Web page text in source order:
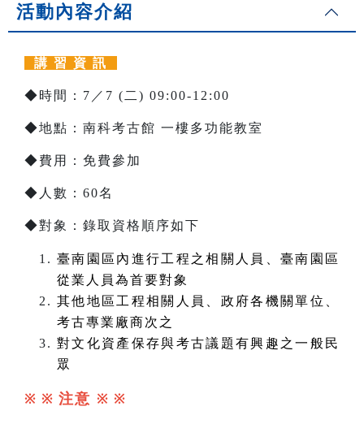
活動內容介紹
講 習 資 訊
◆時間：7／7 (二) 09:00-12:00
◆地點：南科考古館 一樓多功能教室
◆費用：免費參加
◆人數：60名
◆對象：錄取資格順序如下
臺南園區內進行工程之相關人員、臺南園區
從業人員為首要對象
其他地區工程相關人員、政府各機關單位、
考古專業廠商次之
對文化資產保存與考古議題有興趣之一般民
眾
※ ※ 注意 ※ ※